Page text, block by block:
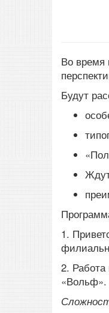
Во время
Будут
1.
2.
«Вольф».